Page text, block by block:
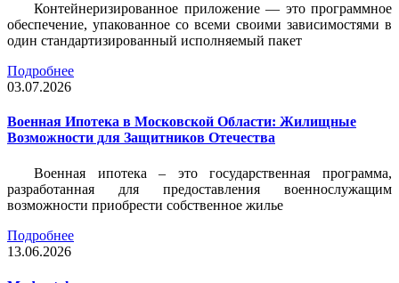
Контейнеризированное приложение — это программное
обеспечение, упакованное со всеми своими зависимостями в
один стандартизированный исполняемый пакет
Подробнее
03.07.2026
Военная Ипотека в Московской Области: Жилищные
Возможности для Защитников Отечества
Военная ипотека – это государственная программа,
разработанная для предоставления военнослужащим
возможности приобрести собственное жилье
Подробнее
13.06.2026